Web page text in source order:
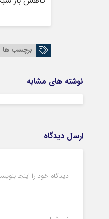
برچسب ها
نوشته های مشابه
ارسال دیدگاه
دیدگاه خود را اینجا